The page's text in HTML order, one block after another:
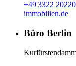
+49 3322
immobilien.de
Büro Berlin